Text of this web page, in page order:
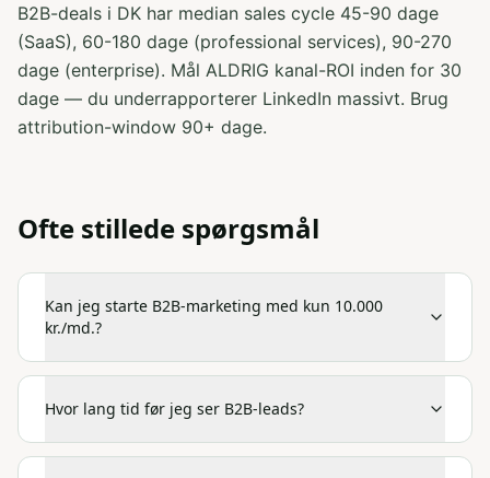
B2B-deals i DK har median sales cycle 45-90 dage
(SaaS), 60-180 dage (professional services), 90-270
dage (enterprise). Mål ALDRIG kanal-ROI inden for 30
dage — du underrapporterer LinkedIn massivt. Brug
attribution-window 90+ dage.
Ofte stillede spørgsmål
Kan jeg starte B2B-marketing med kun 10.000
kr./md.?
Hvor lang tid før jeg ser B2B-leads?